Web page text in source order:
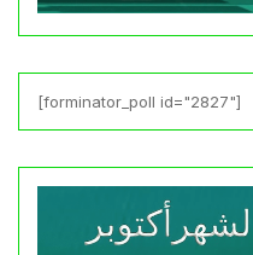
[forminator_poll id="2827"]